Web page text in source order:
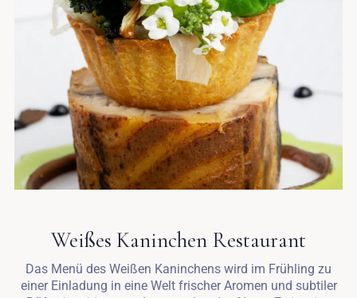
Weißes Kaninchen Restaurant
Das Menü des Weißen Kaninchens wird im Frühling zu
einer Einladung in eine Welt frischer Aromen und subtiler